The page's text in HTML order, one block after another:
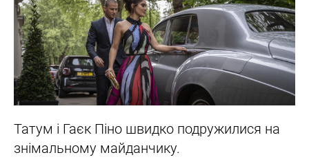
Татум і Гаєк Піно швидко подружилися на
знімальному майданчику.